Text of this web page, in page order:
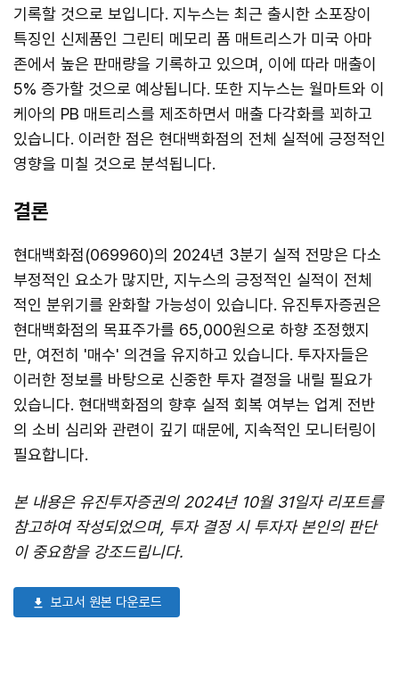
기록할 것으로 보입니다. 지누스는 최근 출시한 소포장이
특징인 신제품인 그린티 메모리 폼 매트리스가 미국 아마
존에서 높은 판매량을 기록하고 있으며, 이에 따라 매출이
5% 증가할 것으로 예상됩니다. 또한 지누스는 월마트와 이
케아의 PB 매트리스를 제조하면서 매출 다각화를 꾀하고
있습니다. 이러한 점은 현대백화점의 전체 실적에 긍정적인
영향을 미칠 것으로 분석됩니다.
결론
현대백화점(069960)의 2024년 3분기 실적 전망은 다소
부정적인 요소가 많지만, 지누스의 긍정적인 실적이 전체
적인 분위기를 완화할 가능성이 있습니다. 유진투자증권은
현대백화점의 목표주가를 65,000원으로 하향 조정했지
만, 여전히 '매수' 의견을 유지하고 있습니다. 투자자들은
이러한 정보를 바탕으로 신중한 투자 결정을 내릴 필요가
있습니다. 현대백화점의 향후 실적 회복 여부는 업계 전반
의 소비 심리와 관련이 깊기 때문에, 지속적인 모니터링이
필요합니다.
본 내용은 유진투자증권의 2024년 10월 31일자 리포트를
참고하여 작성되었으며, 투자 결정 시 투자자 본인의 판단
이 중요함을 강조드립니다.
보고서 원본 다운로드